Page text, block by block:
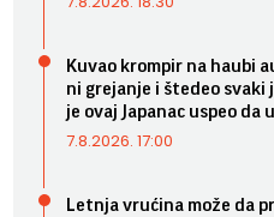
Kuvao krompir na haubi
ni grejanje i štedeo
je ovaj Japanac uspeo da
7.8.2026. 17:00
Letnja vrućina može da